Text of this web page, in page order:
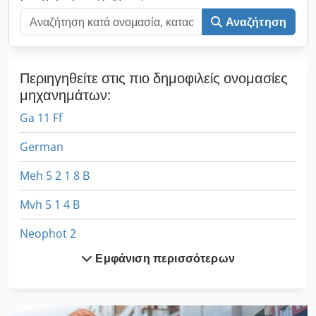
κατασκευή Κατάλληλο για προφίλ 68 mm και 90 mm Χειρισμός
από 1 άτομο εφικτός Υψηλή επαναληψιμότητα Αναζήτηση
Περιηγηθείτε στις πιο δημοφιλείς ονομασίες
μηχανημάτων:
Ga 11 Ff
German
Meh 5 2 1 8 B
Mvh 5 1 4 B
Neophot 2
Εμφάνιση περισσότερων